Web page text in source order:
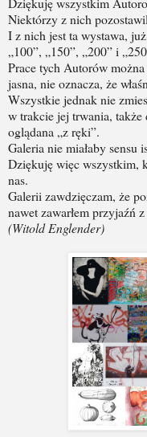
Niektórzy z nich
I z nich jest ta wystawa,
„100”, „150”, „200” i
Prace tych Autorów
jasna, nie oznacza, że
Wszystkie jednak nie
w trakcie jej trwania, także
oglądana „z ręki”.
Galeria nie miałaby
Dziękuję więc wszystkim,
nas.
Galerii zawdzięczam, że
nawet zawarłem przyjaźń
(Witold Englender)